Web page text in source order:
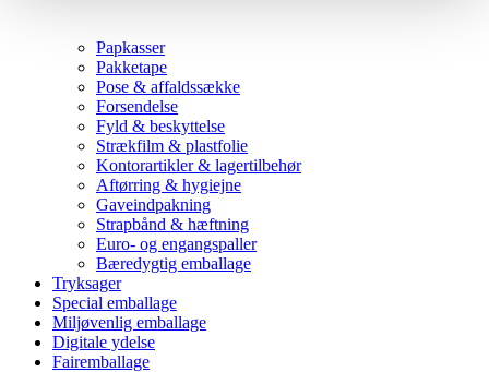
Papkasser
Pakketape
Pose & affaldssække
Forsendelse
Fyld & beskyttelse
Strækfilm & plastfolie
Kontorartikler & lagertilbehør
Aftørring & hygiejne
Gaveindpakning
Strapbånd & hæftning
Euro- og engangspaller
Bæredygtig emballage
Tryksager
Special emballage
Miljøvenlig emballage
Digitale ydelse
Fairemballage